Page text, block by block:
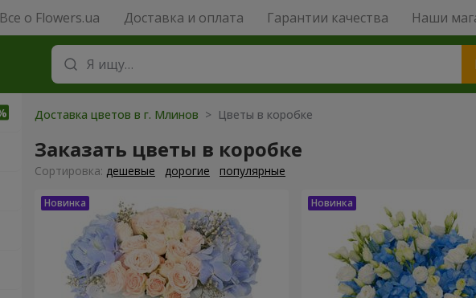
Все о Flowers.ua Доставка и оплата Гарантии качества Наши
Доставка цветов в г. Млинов > Цветы в коробке
Заказать цветы в коробке
Cортировка: дешевые дорогие популярные